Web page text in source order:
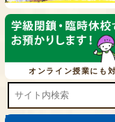
オンライン授業にも